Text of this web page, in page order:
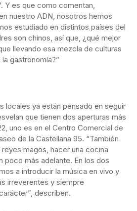
Y es que como comentan,
nuestro ADN, nosotros hemos
estudiado en distintos países del
son chinos, así que, ¿qué mejor
llevando esa mezcla de culturas
gastronomía?”
locales ya están pensado en seguir
que tienen dos aperturas más
uno es en el Centro Comercial de
de la Castellana 95. “También
magos, hacer una cocina
poco más adelante. En los dos
a introducir la música en vivo y
irreverentes y siempre
describen.